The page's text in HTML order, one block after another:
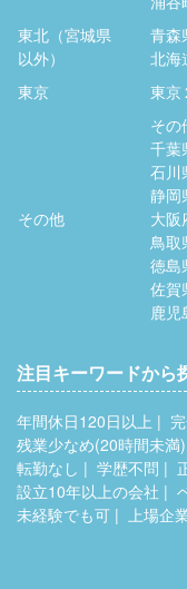
東北（宮城県
以外）
青森
北海
東京
東京
その他
その
千葉
石川
静岡
大阪
鳥取
徳島
佐賀
鹿児
注目キーワードから
年間休日120日以上
残業少なめ(20時間未満)
転勤なし
学歴不問
設立10年以上の会社
未経験でも可
上場企